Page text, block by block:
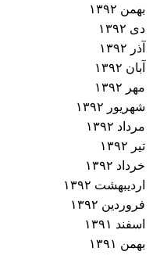
بهمن ۱۳۹۲
دی ۱۳۹۲
آذر ۱۳۹۲
آبان ۱۳۹۲
مهر ۱۳۹۲
شهریور ۱۳۹۲
مرداد ۱۳۹۲
تیر ۱۳۹۲
خرداد ۱۳۹۲
اردیبهشت ۱۳۹۲
فروردین ۱۳۹۲
اسفند ۱۳۹۱
بهمن ۱۳۹۱